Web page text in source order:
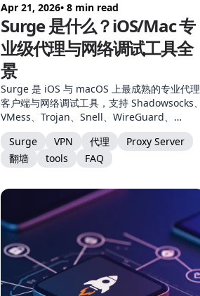
Apr 21, 2026• 8 min read
Surge 是什么？iOS/Mac 专
业级代理与网络调试工具全
景
Surge 是 iOS 与 macOS 上最成熟的专业代理
客户端与网络调试工具，支持 Shadowsocks、
VMess、Trojan、Snell、WireGuard、
Hysteria 2、TUIC、AnyTLS 等全套协议，提供
规则分流、MitM、脚本、模块等进阶能力。本
文从产品定位、核心能力、协议支持、Mac 与
对比，一次讲清楚。
Surge VPN 代理
Proxy Server
翻墙
tools FAQ